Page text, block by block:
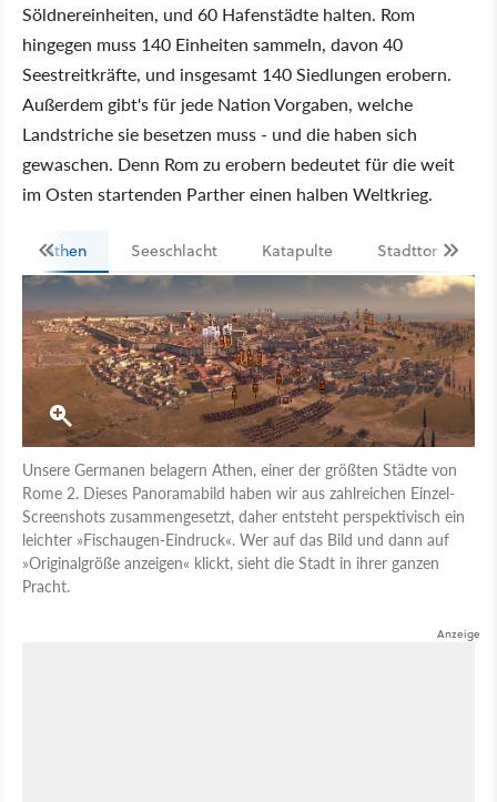
Söldnereinheiten, und 60 Hafenstädte halten. Rom
hingegen muss 140 Einheiten sammeln, davon 40
Seestreitkräfte, und insgesamt 140 Siedlungen erobern.
Außerdem gibt's für jede Nation Vorgaben, welche
Landstriche sie besetzen muss - und die haben sich
gewaschen. Denn Rom zu erobern bedeutet für die weit
im Osten startenden Parther einen halben Weltkrieg.
Athen Seeschlacht Katapulte Stadttor
Unsere Germanen belagern Athen, einer der größten Städte von
Rome 2. Dieses Panoramabild haben wir aus zahlreichen Einzel-
Screenshots zusammengesetzt, daher entsteht perspektivisch ein
leichter »Fischaugen-Eindruck«. Wer auf das Bild und dann auf
»Originalgröße anzeigen« klickt, sieht die Stadt in ihrer ganzen
Pracht.